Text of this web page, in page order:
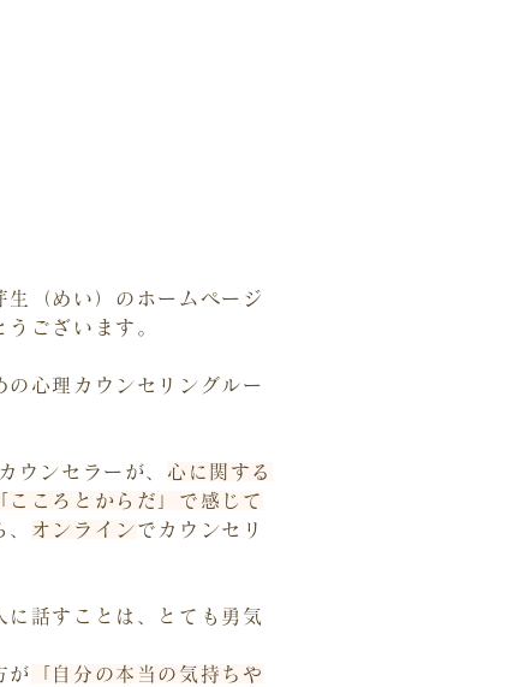
生（めい）のホームページ
ございます。
の心理カウンセリングルー
ウンセラーが、 心に関する
こころとからだ」で感じて
、 オンラインでカウンセリ
に話すことは、とても勇気
が
「自分の本当の気持ちや